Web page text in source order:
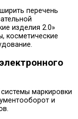
перечень
изделия 2.0»
косметические
маркировки
и